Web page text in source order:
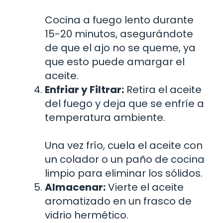
Cocina a fuego lento durante
15-20 minutos, asegurándote
de que el ajo no se queme, ya
que esto puede amargar el
aceite.
Enfriar y Filtrar: Retira el aceite
del fuego y deja que se enfríe a
temperatura ambiente.
Una vez frío, cuela el aceite con
un colador o un paño de cocina
limpio para eliminar los sólidos.
Almacenar:Vierte el aceite
aromatizado en un frasco de
vidrio hermético.